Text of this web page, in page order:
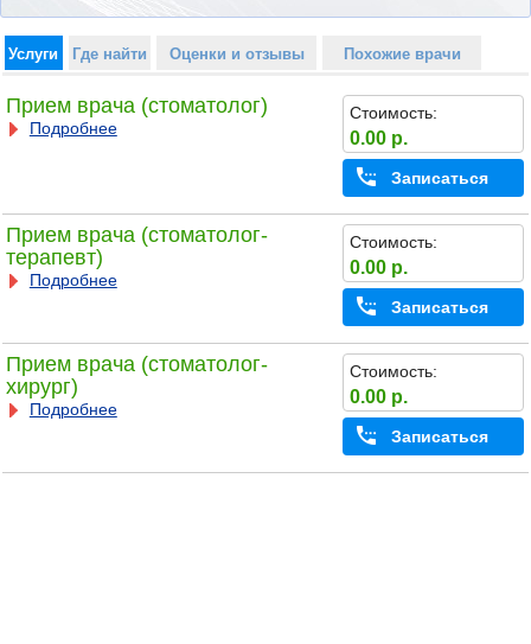
Услуги Где найти Оценки и отзывы Похожие врачи
Прием врача (стоматолог)
Подробнее
Стоимость:
0.00 р.
Записаться
Прием врача (стоматолог-
терапевт)
Подробнее
Стоимость:
0.00 р.
Записаться
Прием врача (стоматолог-
хирург)
Подробнее
Стоимость:
0.00 р.
Записаться